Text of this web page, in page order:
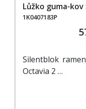
Lůžko guma-kov
1K0407183P
Silentblok
Octavia 2 …